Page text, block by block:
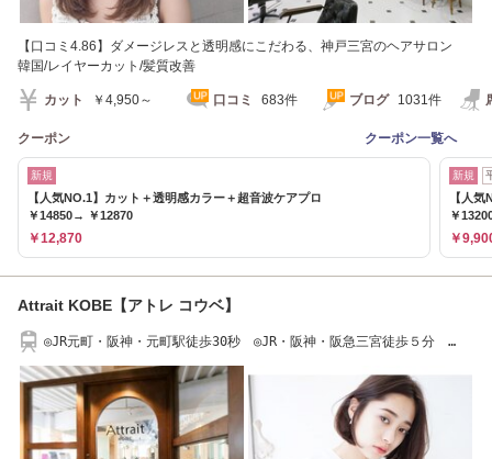
【口コミ4.86】ダメージレスと透明感にこだわる、神戸三宮のヘアサロン
韓国/レイヤーカット/髪質改善
カット ￥4,950～ 口コミ 683件 ブログ 1031件
クーポン クーポン一覧へ
新規
【人気NO.1】カット＋透明感カラー＋超音波ケアプロ
￥14850→ ￥12870
￥12,870
新規
【人
￥
￥
Attrait KOBE【アトレ コウベ】
◎JR元町・阪神・元町駅徒歩30秒 ◎JR・阪神・阪急三宮徒歩５分